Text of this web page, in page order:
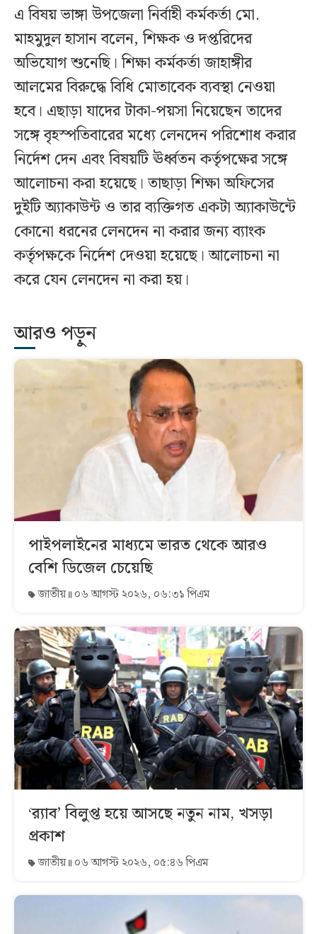
এ বিষয় ভাঙ্গা উপজেলা নির্বাহী কর্মকর্তা মো.
মাহমুদুল হাসান বলেন, শিক্ষক ও দপ্তরিদের
অভিযোগ শুনেছি। শিক্ষা কর্মকর্তা জাহাঙ্গীর
আলমের বিরুদ্ধে বিধি মোতাবেক ব্যবস্থা নেওয়া
হবে। এছাড়া যাদের টাকা-পয়সা নিয়েছেন তাদের
সঙ্গে বৃহস্পতিবারের মধ্যে লেনদেন পরিশোধ করার
নির্দেশ দেন এবং বিষয়টি ঊর্ধ্বতন কর্তৃপক্ষের সঙ্গে
আলোচনা করা হয়েছে। তাছাড়া শিক্ষা অফিসের
দুইটি অ্যাকাউন্ট ও তার ব্যক্তিগত একটা অ্যাকাউন্টে
কোনো ধরনের লেনদেন না করার জন্য ব্যাংক
কর্তৃপক্ষকে নির্দেশ দেওয়া হয়েছে। আলোচনা না
করে যেন লেনদেন না করা হয়।
আরও পড়ুন
পাইপলাইনের মাধ্যমে ভারত থেকে আরও
বেশি ডিজেল চেয়েছি
জাতীয় ০৬ আগস্ট ২০২৬, ০৬:৩১ পিএম
‘র‍্যাব’ বিলুপ্ত হয়ে আসছে নতুন নাম, খসড়া
প্রকাশ
জাতীয় ০৬ আগস্ট ২০২৬, ০৫:৪৬ পিএম